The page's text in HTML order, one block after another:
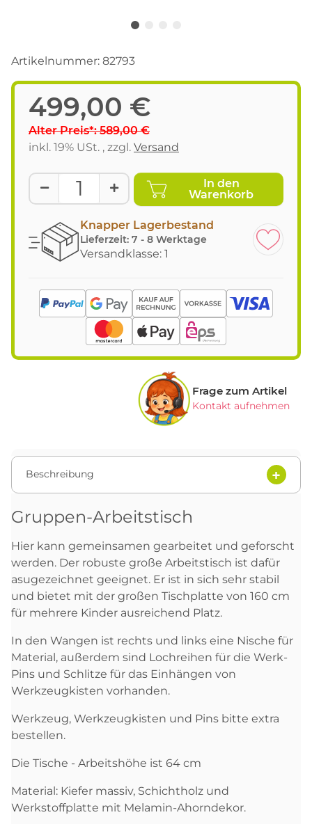
Artikelnummer: 82793
499,00 €
Alter Preis*: 589,00 €
inkl. 19% USt. , zzgl. Versand
In den
Warenkorb
Knapper Lagerbestand
Lieferzeit: 7 - 8 Werktage
Versandklasse: 1
Frage zum Artikel
Kontakt aufnehmen
Beschreibung
Gruppen-Arbeitstisch
Hier kann gemeinsamen gearbeitet und geforscht
werden. Der robuste große Arbeitstisch ist dafür
asugezeichnet geeignet. Er ist in sich sehr stabil
und bietet mit der großen Tischplatte von 160 cm
für mehrere Kinder ausreichend Platz.
In den Wangen ist rechts und links eine Nische für
Material, außerdem sind Lochreihen für die Werk-
Pins und Schlitze für das Einhängen von
Werkzeugkisten vorhanden.
Werkzeug, Werkzeugkisten und Pins bitte extra
bestellen.
Die Tische - Arbeitshöhe ist 64 cm
Material: Kiefer massiv, Schichtholz und
Werkstoffplatte mit Melamin-Ahorndekor.